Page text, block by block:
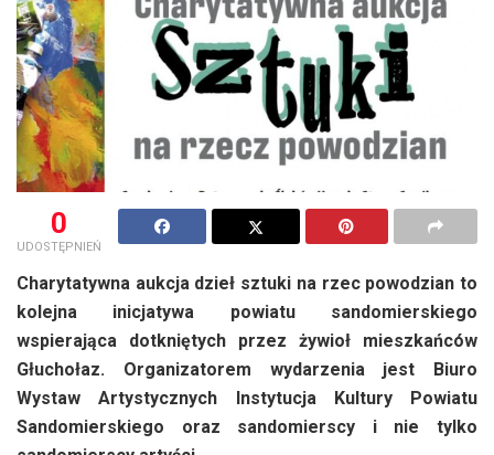
0
UDOSTĘPNIEŃ
Charytatywna aukcja dzieł sztuki na rzec powodzian to
kolejna inicjatywa powiatu sandomierskiego
wspierająca dotkniętych przez żywioł mieszkańców
Głuchołaz. Organizatorem wydarzenia jest Biuro
Wystaw Artystycznych Instytucja Kultury Powiatu
Sandomierskiego oraz sandomierscy i nie tylko